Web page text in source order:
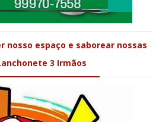
nosso espaço e saborear nossas
3 Irmãos